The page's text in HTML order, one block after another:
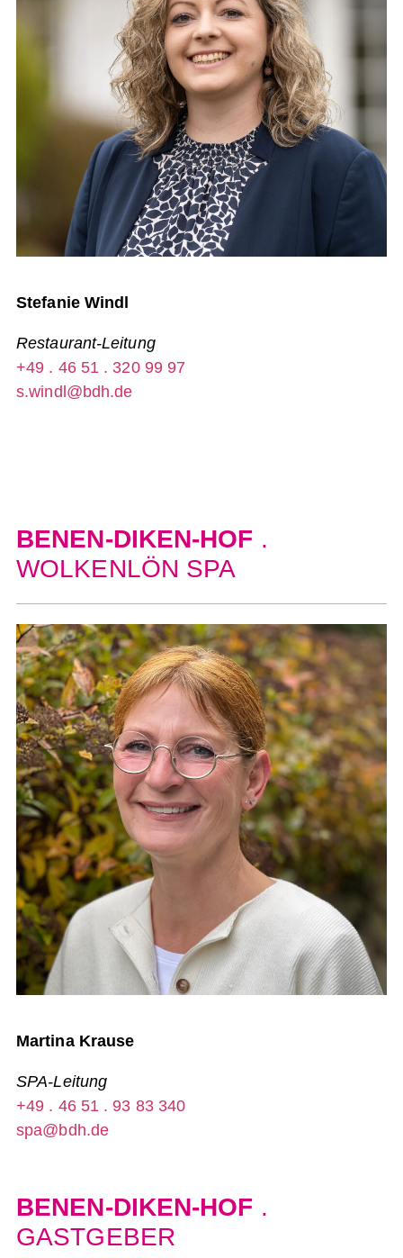
Stefanie Windl
Restaurant-Leitung
+49 . 46 51 . 320 99 97
s.windl@bdh.de
BENEN-DIKEN-HOF .
WOLKENLÖN SPA
Martina Krause
SPA-Leitung
+49 . 46 51 . 93 83 340
spa@bdh.de
BENEN-DIKEN-HOF .
GASTGEBER